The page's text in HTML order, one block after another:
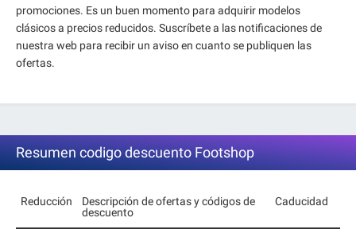
promociones. Es un buen momento para adquirir modelos
clásicos a precios reducidos. Suscríbete a las notificaciones de
nuestra web para recibir un aviso en cuanto se publiquen las
ofertas.
Resumen codigo descuento Footshop
Reducción
Descripción de ofertas y códigos de
descuento
Caducidad